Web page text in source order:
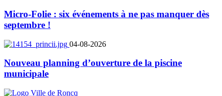
Micro-Folie : six événements à ne pas manquer dès
septembre !
04-08-2026
Nouveau planning d’ouverture de la piscine
municipale